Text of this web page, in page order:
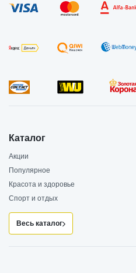
Каталог
Акции
Популярное
Красота и здоровье
Спорт и отдых
Весь каталог